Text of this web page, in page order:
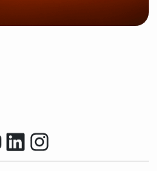
LinkedIn
Instagram